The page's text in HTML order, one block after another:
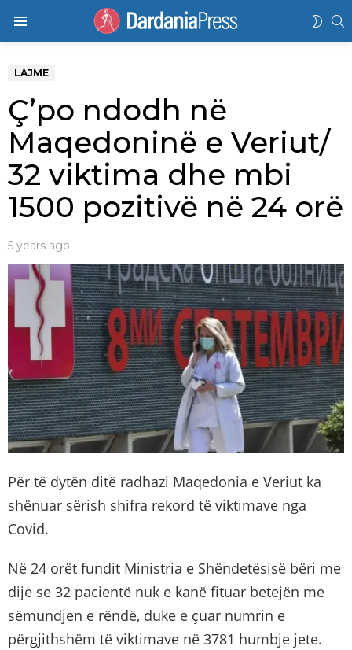
LAJME
Ç’po ndodh në
Maqedoninë e Veriut/
32 viktima dhe mbi
1500 pozitivë në 24 orë
5 years ago
Për të dytën ditë radhazi Maqedonia e Veriut ka
shënuar sërish shifra rekord të viktimave nga
Covid.
Në 24 orët fundit Ministria e Shëndetësisë bëri me
dije se 32 pacientë nuk e kanë fituar betejën me
sëmundjen e rëndë, duke e çuar numrin e
përgjithshëm të viktimave në 3781 humbje jete.